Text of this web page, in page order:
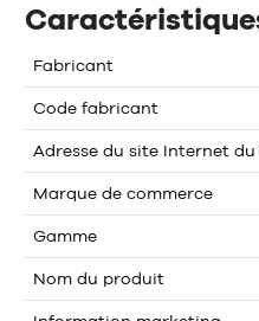
Fabricant
Code fabricant
Adresse du site Internet
Marque de commerce
Gamme
Nom du produit